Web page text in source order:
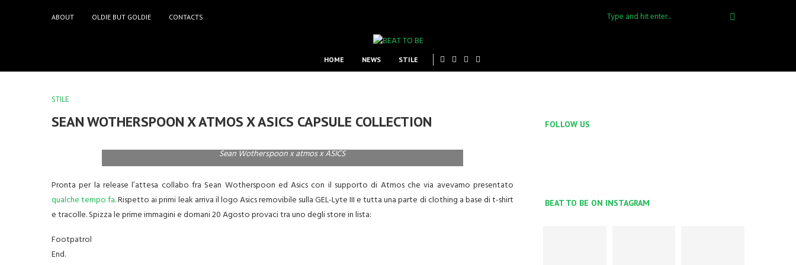
ABOUT OLDIE BUT GOLDIE CONTACTS
HOME NEWS STILE
STILE
SEAN WOTHERSPOON X ATMOS X ASICS CAPSULE COLLECTION
Sean Wotherspoon x atmos x ASICS
Pronta per la release l’attesa collabo fra Sean Wotherspoon ed Asics con il supporto di Atmos che via avevamo presentato
qualche tempo fa. Rispetto ai primi leak arriva il logo Asics removibile sulla GEL-Lyte III e tutta una parte di clothing a base di t-shirt
e tracolle. Spizza le prime immagini e domani 20 Agosto provaci tra uno degli store in lista:
Footpatrol
End.
FOLLOW US
BEAT TO BE ON INSTAGRAM